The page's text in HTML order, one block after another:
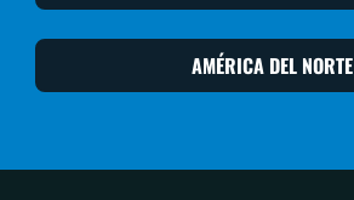
AMÉRICA DEL NORTE